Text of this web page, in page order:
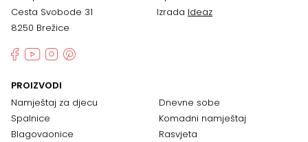
Cesta Svobode 31
8250 Brežice
Izrada Ideaz
PROIZVODI
Namještaj za djecu
Spalnice
Blagovaonice
Dnevne sobe
Komadni namještaj
Rasvjeta